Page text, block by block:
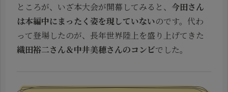
ところが、いざ本大会が開幕してみると、 今田さん
は本編中にまったく姿を現していないのです。代わ
って登場したのが、長年世界陸上を盛り上げてきた
織田裕二さん＆中井美穂さんのコンビでした。